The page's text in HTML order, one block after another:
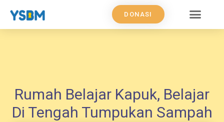
DONASI
Rumah Belajar Kapuk, Belajar
Di Tengah Tumpukan Sampah